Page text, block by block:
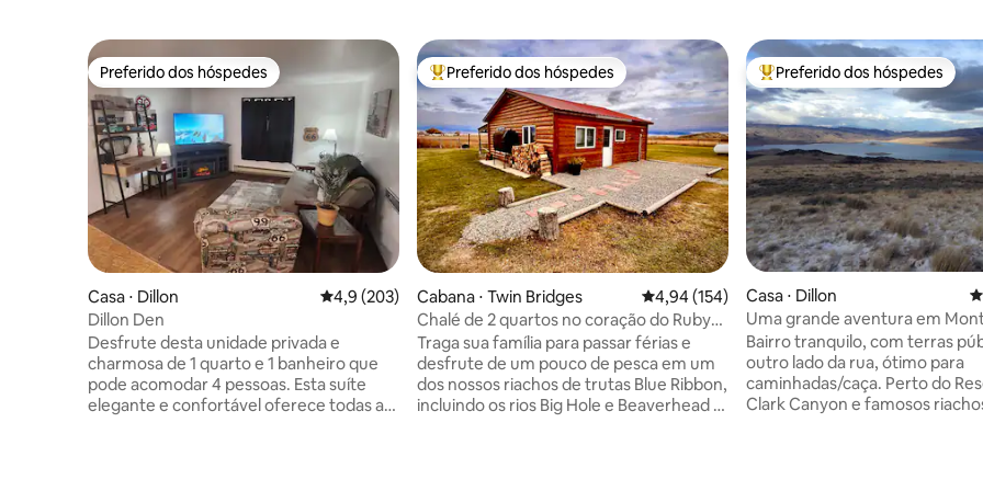
Preferido dos hóspedes
Preferido dos hóspedes
Casa ⋅ Dillon 4,9 de uma avaliação média de 5, 203 avaliações
4,9 (203)
Dillon Den
Desfrute desta unidade privada e
charmosa de 1 quarto e 1 banheiro que
pode acomodar 4 pessoas. Esta suíte
elegante e confortável oferece todas as
Entre os melhores preferidos dos hóspedes
Preferido dos hóspedes
Cabana ⋅ Twin Bridges 4,94 de uma avaliação média de 5, 154
4,94 (154)
Chalé de 2 quartos no coração do Ruby
Valley
Traga sua família para passar férias e
desfrute de um pouco de pesca em um
dos nossos riachos de trutas Blue Ribbon,
incluindo os rios Big Hole e Beaverhead a
Entre os melhores preferidos
Preferido dos hóspedes
Casa ⋅ Dillon
Uma grande aventura em
espera por você
Bairro tranquilo, com terras
outro lado da rua, ótimo para
caminhadas/caça. Perto do Reservatório
Clark Canyon e famosos